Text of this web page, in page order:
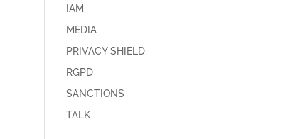
IAM
MEDIA
PRIVACY SHIELD
RGPD
SANCTIONS
TALK